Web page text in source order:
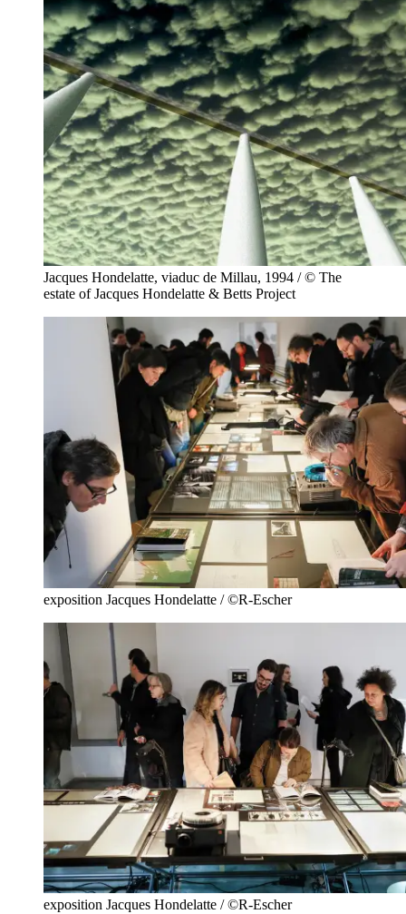
Jacques Hondelatte, viaduc de Millau, 1994 / © The
estate of Jacques Hondelatte & Betts Project
exposition Jacques Hondelatte / ©R-Escher
exposition Jacques Hondelatte / ©R-Escher